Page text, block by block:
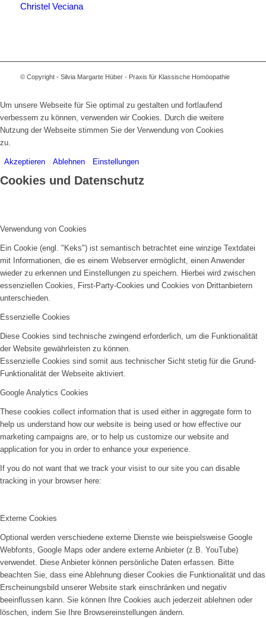
Christel Veciana
© Copyright - Silvia Margarte Hüber - Praxis für Klassische Homöopathie
Um unsere Webseite für Sie optimal zu gestalten und fortlaufend
verbessern zu können, verwenden wir Cookies. Durch die weitere
Nutzung der Webseite stimmen Sie der Verwendung von Cookies
zu.
Akzeptieren Ablehnen Einstellungen
Cookies und Datenschutz
Verwendung von Cookies
Ein Cookie (engl. "Keks") ist semantisch betrachtet eine winzige Textdatei
mit Informationen, die es einem Webserver ermöglicht, einen Anwender
wieder zu erkennen und Einstellungen zu speichern. Hierbei wird zwischen
essenziellen Cookies, First-Party-Cookies und Cookies von Drittanbietern
unterschieden.
Essenzielle Cookies
Diese Cookies sind technische zwingend erforderlich, um die Funktionalität
der Website gewährleisten zu können.
Essenzielle Cookies sind somit aus technischer Sicht stetig für die Grund-
Funktionalität der Webseite aktiviert.
Google Analytics Cookies
These cookies collect information that is used either in aggregate form to
help us understand how our website is being used or how effective our
marketing campaigns are, or to help us customize our website and
application for you in order to enhance your experience.
If you do not want that we track your visist to our site you can disable
tracking in your browser here:
Externe Cookies
Optional werden verschiedene externe Dienste wie beispielsweise Google
Webfonts, Google Maps oder andere externe Anbieter (z.B. YouTube)
verwendet. Diese Anbieter können persönliche Daten erfassen. Bitte
beachten Sie, dass eine Ablehnung dieser Cookies die Funktionalität und das
Erscheinungsbild unserer Website stark einschränken und negativ
beeinflussen kann. Sie können Ihre Cookies auch jederzeit ablehnen oder
löschen, indem Sie Ihre Browsereinstellungen ändern.